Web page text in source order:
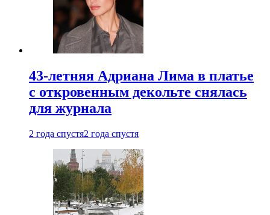
43-летняя Адриана Лима в платье
с откровенным декольте снялась
для журнала
2 года спустя2 года спустя